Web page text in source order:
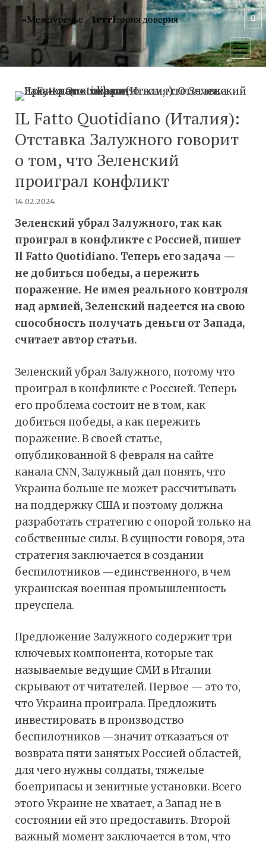
«Междуречье – terriтория доверия
меню
IL Fatto Quotidiano (Италия):
Отставка Залужного говорит
о том, что Зеленский
проиграл конфликт
14.02.2024
Зеленский убрал Залужного, так как
проиграл в конфликте с Россией, пишет
Il Fatto Quotidiano. Теперь его задача —
не добиться победы, а пережить
поражение. Не имея реального контроля
над армией, Зеленский надеется на свою
способность получать деньги от Запада,
считает автор статьи.
Зеленский убрал Залужного, потому что
проиграл в конфликте с Россией. Теперь
его проблема состоит не в том, как
добиться победы, а как пережить
поражение. В своей статье,
опубликованной 8 февраля на сайте
канала CNN, Залужный дал понять, что
Украина больше не может рассчитывать
на поддержку США и поэтому должна
разработать стратегию с опорой только на
собственные силы. В сущности говоря, эта
стратегия заключается в создании
беспилотников —единственного, в чем
украинская военная промышленность
преуспела.
Предложение Залужного содержит три
ключевых компонента, которые так
называемые ведущие СМИ в Италии
скрывают от читателей. Первое — это то,
что Украина проиграла. Предложить
инвестировать в производство
беспилотников —значит отказаться от
возврата пяти занятых Россией областей,
для чего нужны солдаты, тяжелые
боеприпасы и зенитные установки. Всего
этого Украине не хватает, а Запад не в
состоянии ей это предоставить. Второй
важный момент заключается в том, что